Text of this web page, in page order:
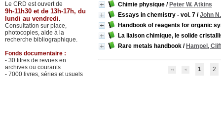
Chimie physique / Peter W. Atkins
Essays in chemistry - vol. 7 /John
Handbook of reagents for organic
La liaison chimique, le solide
Rare metals handbook / Hampel,
1 2
Le CRD est ouvert de
9h-11h30 et de 13h-17h, du
lundi au vendredi.
Consultation sur place,
photocopies, aide à la
recherche bibliographique.
Fonds documentaire :
- 30 titres de revues en
archives ou courants
- 7000 livres, séries et usuels